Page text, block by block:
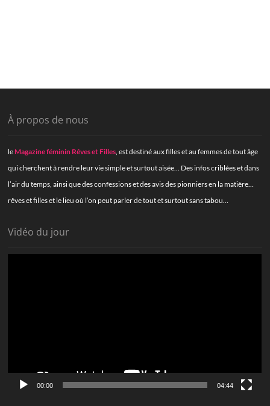
À propos de nous
leMagazine féminin Rêves et Filles, est destiné aux filles et au femmes de tout âge
qui cherchent à rendre leur vie simple et surtout aisée… Des infos criblées et dans
l’air du temps, ainsi que des confessions et des avis des pionniers en la matière…
rêves et filles et le lieu où l’on peut parler de tout et surtout sans tabou…
Vidéo du jour
00:00 04:44